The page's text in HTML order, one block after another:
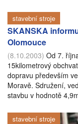
stavební stroje
SKANSKA
Olomouce
(8.10.2003) Od 7.
15kilometrový
dopravu především
Moravě. Sdružení,
stavbu v hodnotě
stavební stroje